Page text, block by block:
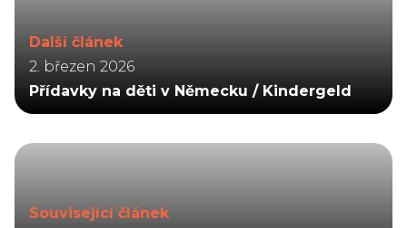
Další článek
2. březen 2026
Přídavky na děti v Německu / Kindergeld
Související článek